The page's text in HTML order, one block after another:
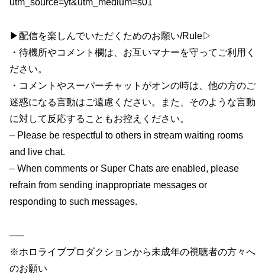
utm_source=yt&utm_medium=s01
▶配信を楽しんでいただくためのお願い/Rule▷
・待機所やコメント欄は、お互いマナーを守ってご利用く
ださい。
・コメントやスーパーチャットがオンの時は、他の方のご
迷惑になる言動はご遠慮ください。また、そのような言動
に対して反応することもお控えください。
– Please be respectful to others in stream waiting rooms
and live chat.
– When comments or Super Chats are enabled, please
refrain from sending inappropriate messages or
responding to such messages.
—–
※ホロライブプロダクションから未成年の視聴者の方々へ
のお願い